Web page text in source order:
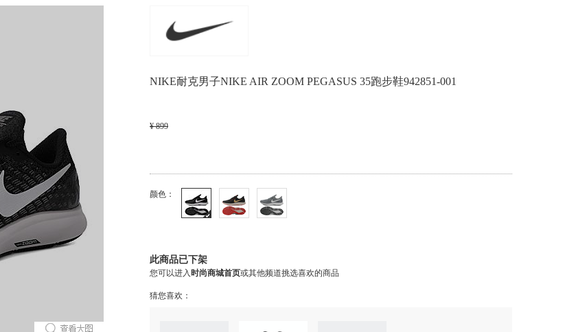
NIKE耐克男子NIKE AIR ZOOM PEGASUS 35跑步鞋942851-001
¥ 899
颜色：
此商品已下架
您可以进入 时尚商城首页或其他频道挑选喜欢的商品
猜您喜欢：